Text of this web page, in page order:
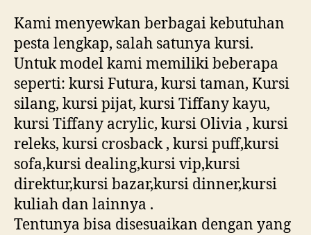
Kami menyewkan berbagai kebutuhan
pesta lengkap, salah satunya kursi.
Untuk model kami memiliki beberapa
seperti: kursi Futura, kursi taman, Kursi
silang, kursi pijat, kursi Tiffany kayu,
kursi Tiffany acrylic, kursi Olivia , kursi
releks, kursi crosback , kursi puff,kursi
sofa,kursi dealing,kursi vip,kursi
direktur,kursi bazar,kursi dinner,kursi
kuliah dan lainnya .
Tentunya bisa disesuaikan dengan yang